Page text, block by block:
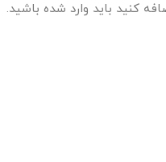
کنید باید وارد شده باشید.